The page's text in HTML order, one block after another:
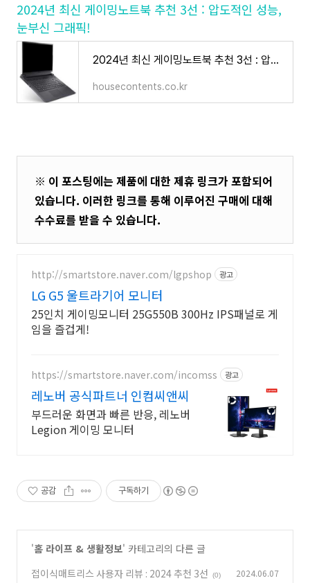
2024년 최신 게이밍노트북 추천 3선 : 압도적인 성능,
눈부신 그래픽!
2024년 최신 게이밍노트북 추천 3선 : 압도적인 성능, 눈부신 그래픽!
housecontents.co.kr
※ 이 포스팅에는 제품에 대한 제휴 링크가 포함되어
있습니다. 이러한 링크를 통해 이루어진 구매에 대해
수수료를 받을 수 있습니다.
http://smartstore.naver.com/lgpshop 광고
LG G5 울트라기어 모니터
25인치 게이밍모니터 25G550B 300Hz IPS패널로 게
임을 즐겁게!
https://smartstore.naver.com/incomss 광고
레노버 공식파트너 인컴씨앤씨
부드러운 화면과 빠른 반응, 레노버
Legion 게이밍 모니터
공감 구독하기
'홈 라이프 & 생활정보' 카테고리의 다른 글
접이식매트리스 사용자 리뷰 : 2024 추천 3선
(0) 2024.06.07